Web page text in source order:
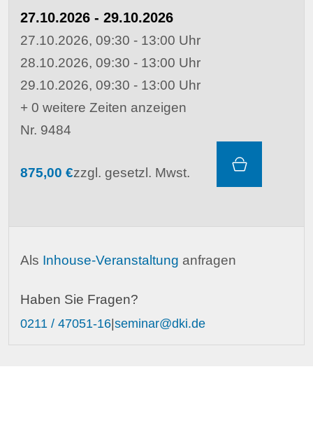
27.10.2026 - 29.10.2026
27.10.2026, 09:30 - 13:00 Uhr
28.10.2026, 09:30 - 13:00 Uhr
29.10.2026, 09:30 - 13:00 Uhr
+ 0 weitere Zeiten anzeigen
Nr. 9484
875,00 €zzgl. gesetzl. Mwst.
Als Inhouse-Veranstaltung anfragen
Haben Sie Fragen?
0211 / 47051-16 seminar@dki.de